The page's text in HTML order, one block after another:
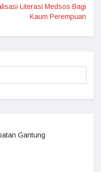
Literasi Medsos Bagi
Kaum Perempuan
Gantung